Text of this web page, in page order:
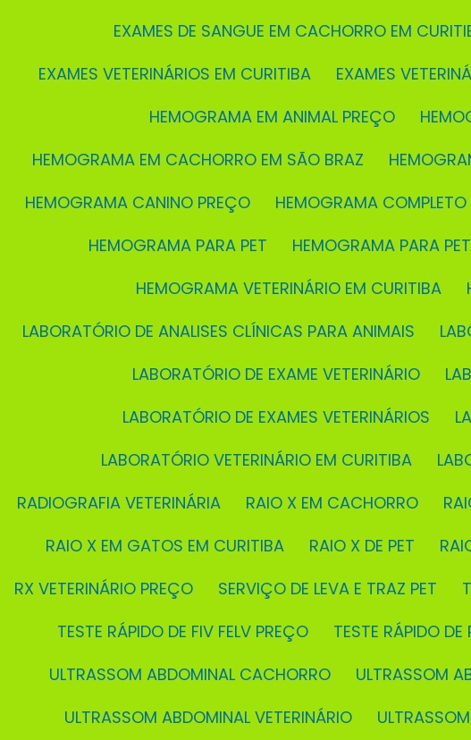
EXAMES DE SANGUE EM CACHORRO EM
EXAMES VETERINÁRIOS EM CURITIBA
EXAMES
HEMOGRAMA EM ANIMAL PREÇO
HEMOGRAMA EM CACHORRO EM SÃO BRAZ
HEMOGRAMA CANINO PREÇO
HEMOGRAMA
HEMOGRAMA PARA PET
HEMOGRAMA PARA
HEMOGRAMA VETERINÁRIO EM CURITIBA
LABORATÓRIO DE ANALISES CLÍNICAS PARA ANIMAIS
LABORATÓRIO DE EXAME VETERINÁRIO
LABORATÓRIO DE EXAMES VETERINÁRIOS
LABORATÓRIO VETERINÁRIO EM CURITIBA
RADIOGRAFIA VETERINÁRIA
RAIO X EM CACHORRO
RAIO X EM GATOS EM CURITIBA
RAIO X DE PET
RX VETERINÁRIO PREÇO
SERVIÇO DE LEVA E TRAZ PET
TESTE RÁPIDO DE FIV FELV PREÇO
TESTE RÁPIDO
ULTRASSOM ABDOMINAL CACHORRO
ULTRASSOM
ULTRASSOM ABDOMINAL VETERINÁRIO